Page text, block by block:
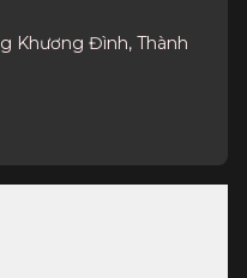
Khương Đình, Thành